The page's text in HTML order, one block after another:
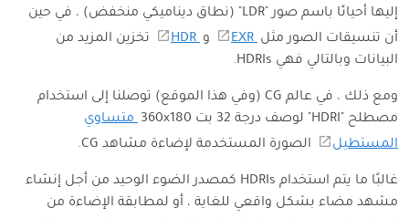
إليها أحيانًا باسم صور "LDR" (نطاق ديناميكي منخفض) ، في حين
أن تنسيقات الصور مثل EXR و HDR
تخزين المزيد من
البيانات وبالتالي فهي HDRIs.
ومع ذلك ، في عالم CG (وفي هذا الموقع) توصلنا إلى استخدام
مصطلح "HDRI" لوصف درجة 32 بت 360x180
متساوي
المستطيل
الصورة المستخدمة لإضاءة مشاهد CG.
غالبًا ما يتم استخدام HDRIs كمصدر الضوء الوحيد من أجل إنشاء
مشهد مضاء بشكل واقعي للغاية ، أو لمطابقة الإضاءة من